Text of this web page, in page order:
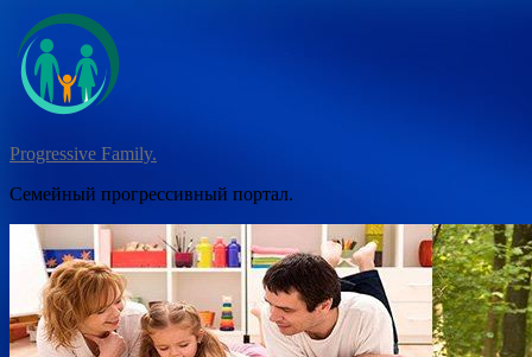
Перейти
содержимому
Progressive Family.
Семейный прогрессивный портал.